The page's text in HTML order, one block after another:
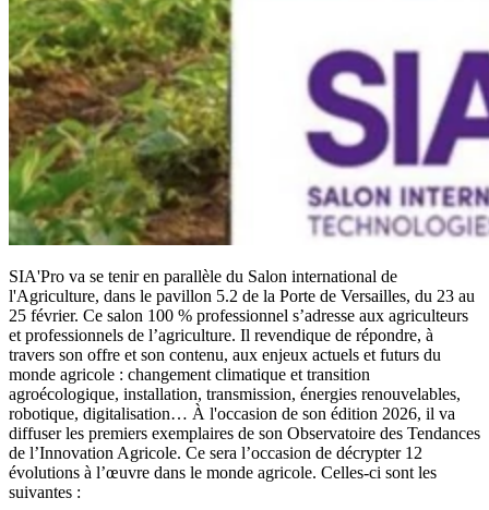
SIA'Pro va se tenir en parallèle du Salon international de
l'Agriculture, dans le pavillon 5.2 de la Porte de Versailles, du 23 au
25 février. Ce salon 100 % professionnel s’adresse aux agriculteurs
et professionnels de l’agriculture. Il revendique de répondre, à
travers son offre et son contenu, aux enjeux actuels et futurs du
monde agricole : changement climatique et transition
agroécologique, installation, transmission, énergies renouvelables,
robotique, digitalisation… À l'occasion de son édition 2026, il va
diffuser les premiers exemplaires de son Observatoire des Tendances
de l’Innovation Agricole. Ce sera l’occasion de décrypter 12
évolutions à l’œuvre dans le monde agricole. Celles-ci sont les
suivantes :